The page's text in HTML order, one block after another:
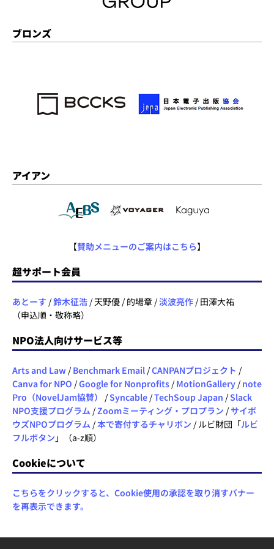
ブロンズ
アイアン
【賛助メニューのご案内はこちら】
超サポート会員
あとーす /鈴木征浩 / 天野優 / 的場章 /淡波亮作 / 田澤大祐
（申込順・敬称略）
NPO法人向けサービス等
Arts and Law / Benchmark Email /CANPANプロジェクト /
Canva for NPO /Google for Nonprofits / MotionGallery / note
Pro（NovelJam協賛）
/Syncable /TechSoup Japan /Slack
NPO支援プログラム /Zoomミーティング・プロプラン /サイボ
ウズNPOプログラム /本で寄付するチャリボン / ルビ財団「ルビ
フルボタン 」（a-z順）
Cookieについて
こちらをクリックすると、Cookie使用の承認を取り消すバナー
を再表示できます。